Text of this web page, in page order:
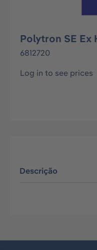
Polytron SE Ex
6812720
Log in to see prices
Descrição